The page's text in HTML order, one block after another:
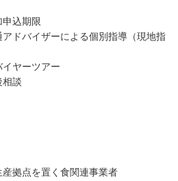
込期限
ドバイザーによる個別指導（現地指
ヤーツアー
談
拠点を置く食関連事業者